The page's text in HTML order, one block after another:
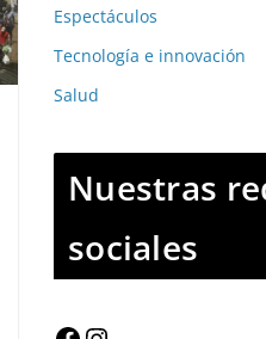
Espectáculos
Tecnología e innovación
Salud
Nuestras
sociales